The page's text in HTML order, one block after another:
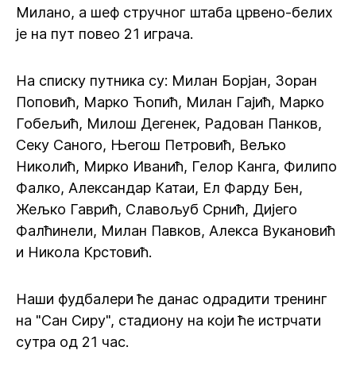
Милано, а шеф стручног штаба црвено-белих
је на пут повео 21 играча.
На списку путника су: Милан Борјан, Зоран
Поповић, Марко Ћопић, Милан Гајић, Марко
Гобељић, Милош Дегенек, Радован Панков,
Секу Саного, Његош Петровић, Вељко
Николић, Мирко Иванић, Гелор Канга, Филипо
Фалко, Александар Катаи, Ел Фарду Бен,
Жељко Гаврић, Славољуб Срнић, Дијего
Фалћинели, Милан Павков, Алекса Вукановић
и Никола Крстовић.
Наши фудбалери ће данас одрадити тренинг
на "Сан Сиру", стадиону на који ће истрчати
сутра од 21 час.